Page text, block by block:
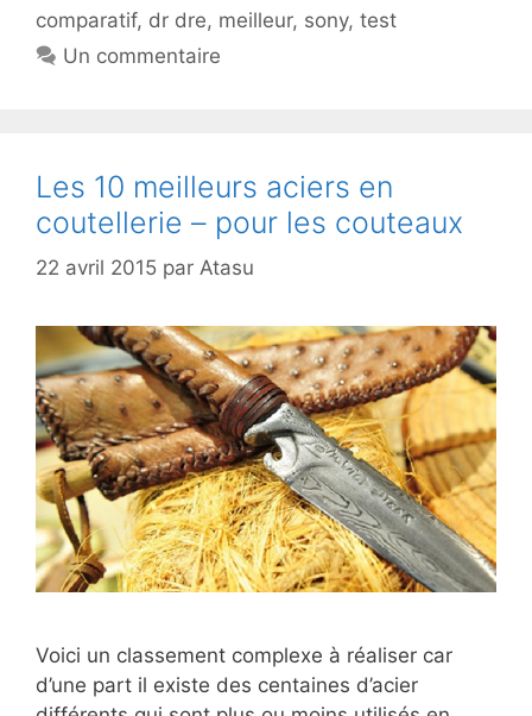
comparatif, dr dre, meilleur, sony, test
Un commentaire
Les 10 meilleurs aciers en
coutellerie – pour les couteaux
22 avril 2015 par Atasu
Voici un classement complexe à réaliser car
d’une part il existe des centaines d’acier